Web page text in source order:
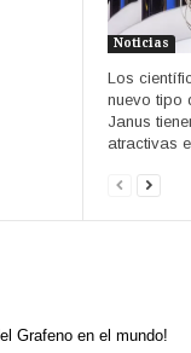
Noticias
Los
nuevo tipo
Janus
atractivas
Grafeno en el mundo!